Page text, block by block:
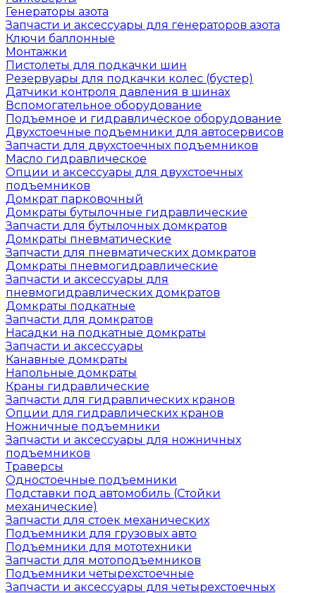
Генераторы азота
Запчасти и аксессуары для генераторов азота
Ключи баллонные
Монтажки
Пистолеты для подкачки шин
Резервуары для подкачки колес (бустер)
Датчики контроля давления в шинах
Вспомогательное оборудование
Подъемное и гидравлическое оборудование
Двухстоечные подъемники для автосервисов
Запчасти для двухстоечных подъемников
Масло гидравлическое
Опции и аксессуары для двухстоечных
подъемников
Домкрат парковочный
Домкраты бутылочные гидравлические
Запчасти для бутылочных домкратов
Домкраты пневматические
Запчасти для пневматических домкратов
Домкраты пневмогидравлические
Запчасти и аксессуары для
пневмогидравлических домкратов
Домкраты подкатные
Запчасти для домкратов
Насадки на подкатные домкраты
Запчасти и аксессуары
Канавные домкраты
Напольные домкраты
Краны гидравлические
Запчасти для гидравлических кранов
Опции для гидравлических кранов
Ножничные подъемники
Запчасти и аксессуары для ножничных
подъемников
Траверсы
Одностоечные подъемники
Подставки под автомобиль (Стойки
механические)
Запчасти для стоек механических
Подъемники для грузовых авто
Подъемники для мототехники
Запчасти для мотоподъемников
Подъемники четырехстоечные
Запчасти и аксессуары для четырехстоечных